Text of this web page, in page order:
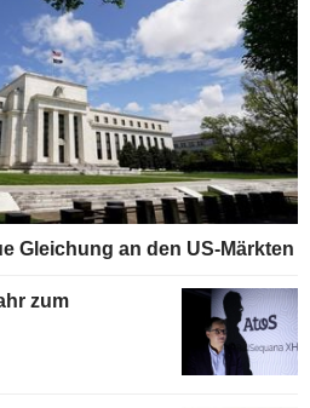
Gleichung an den US-Märkten
zum